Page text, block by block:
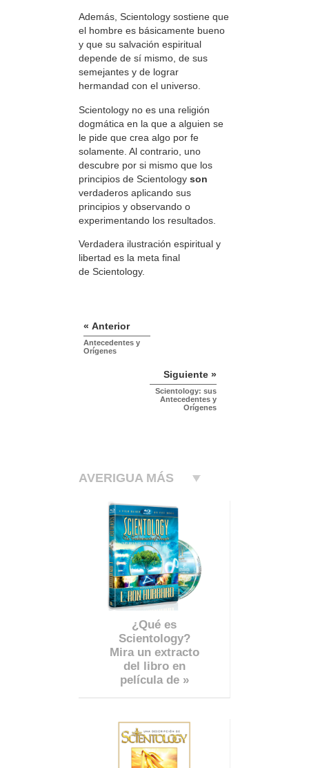
Además, Scientology sostiene que
el hombre es básicamente bueno
y que su salvación espiritual
depende de sí mismo, de sus
semejantes y de lograr
hermandad con el universo.
Scientology no es una religión
dogmática en la que a alguien se
le pide que crea algo por fe
solamente. Al contrario, uno
descubre por si mismo que los
principios de Scientology son
verdaderos aplicando sus
principios y observando o
experimentando los resultados.
Verdadera ilustración espiritual y
libertad es la meta final
de Scientology.
« Anterior
Antecedentes y
Orígenes
Siguiente »
Scientology: sus
Antecedentes y
Orígenes
AVERIGUA MÁS
¿Qué es
Scientology?
Mira un extracto
del libro en
película de »